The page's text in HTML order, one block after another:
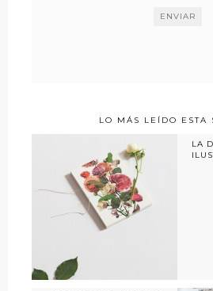
LO MÁS LEÍDO ESTA
LA